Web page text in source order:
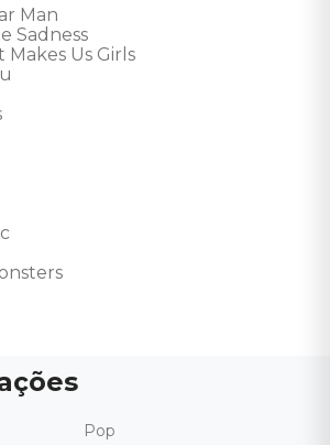
Man
Sadness
Makes Us Girls
Pop